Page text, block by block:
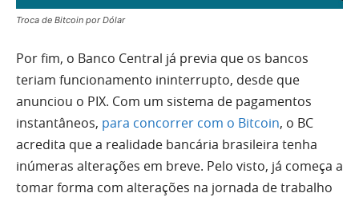
Troca de Bitcoin por Dólar
Por fim, o Banco Central já previa que os bancos
teriam funcionamento ininterrupto, desde que
anunciou o PIX. Com um sistema de pagamentos
instantâneos, para concorrer com o Bitcoin, o BC
acredita que a realidade bancária brasileira tenha
inúmeras alterações em breve. Pelo visto, já começa a
tomar forma com alterações na jornada de trabalho